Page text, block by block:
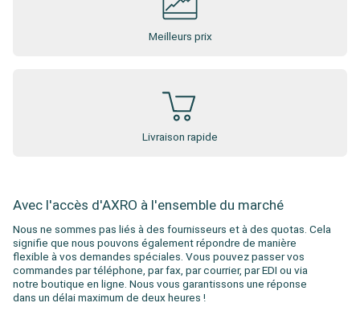
Meilleurs prix
Livraison rapide
Avec l'accès d'AXRO à l'ensemble du marché
Nous ne sommes pas liés à des fournisseurs et à des quotas. Cela
signifie que nous pouvons également répondre de manière
flexible à vos demandes spéciales. Vous pouvez passer vos
commandes par téléphone, par fax, par courrier, par EDI ou via
notre boutique en ligne. Nous vous garantissons une réponse
dans un délai maximum de deux heures !